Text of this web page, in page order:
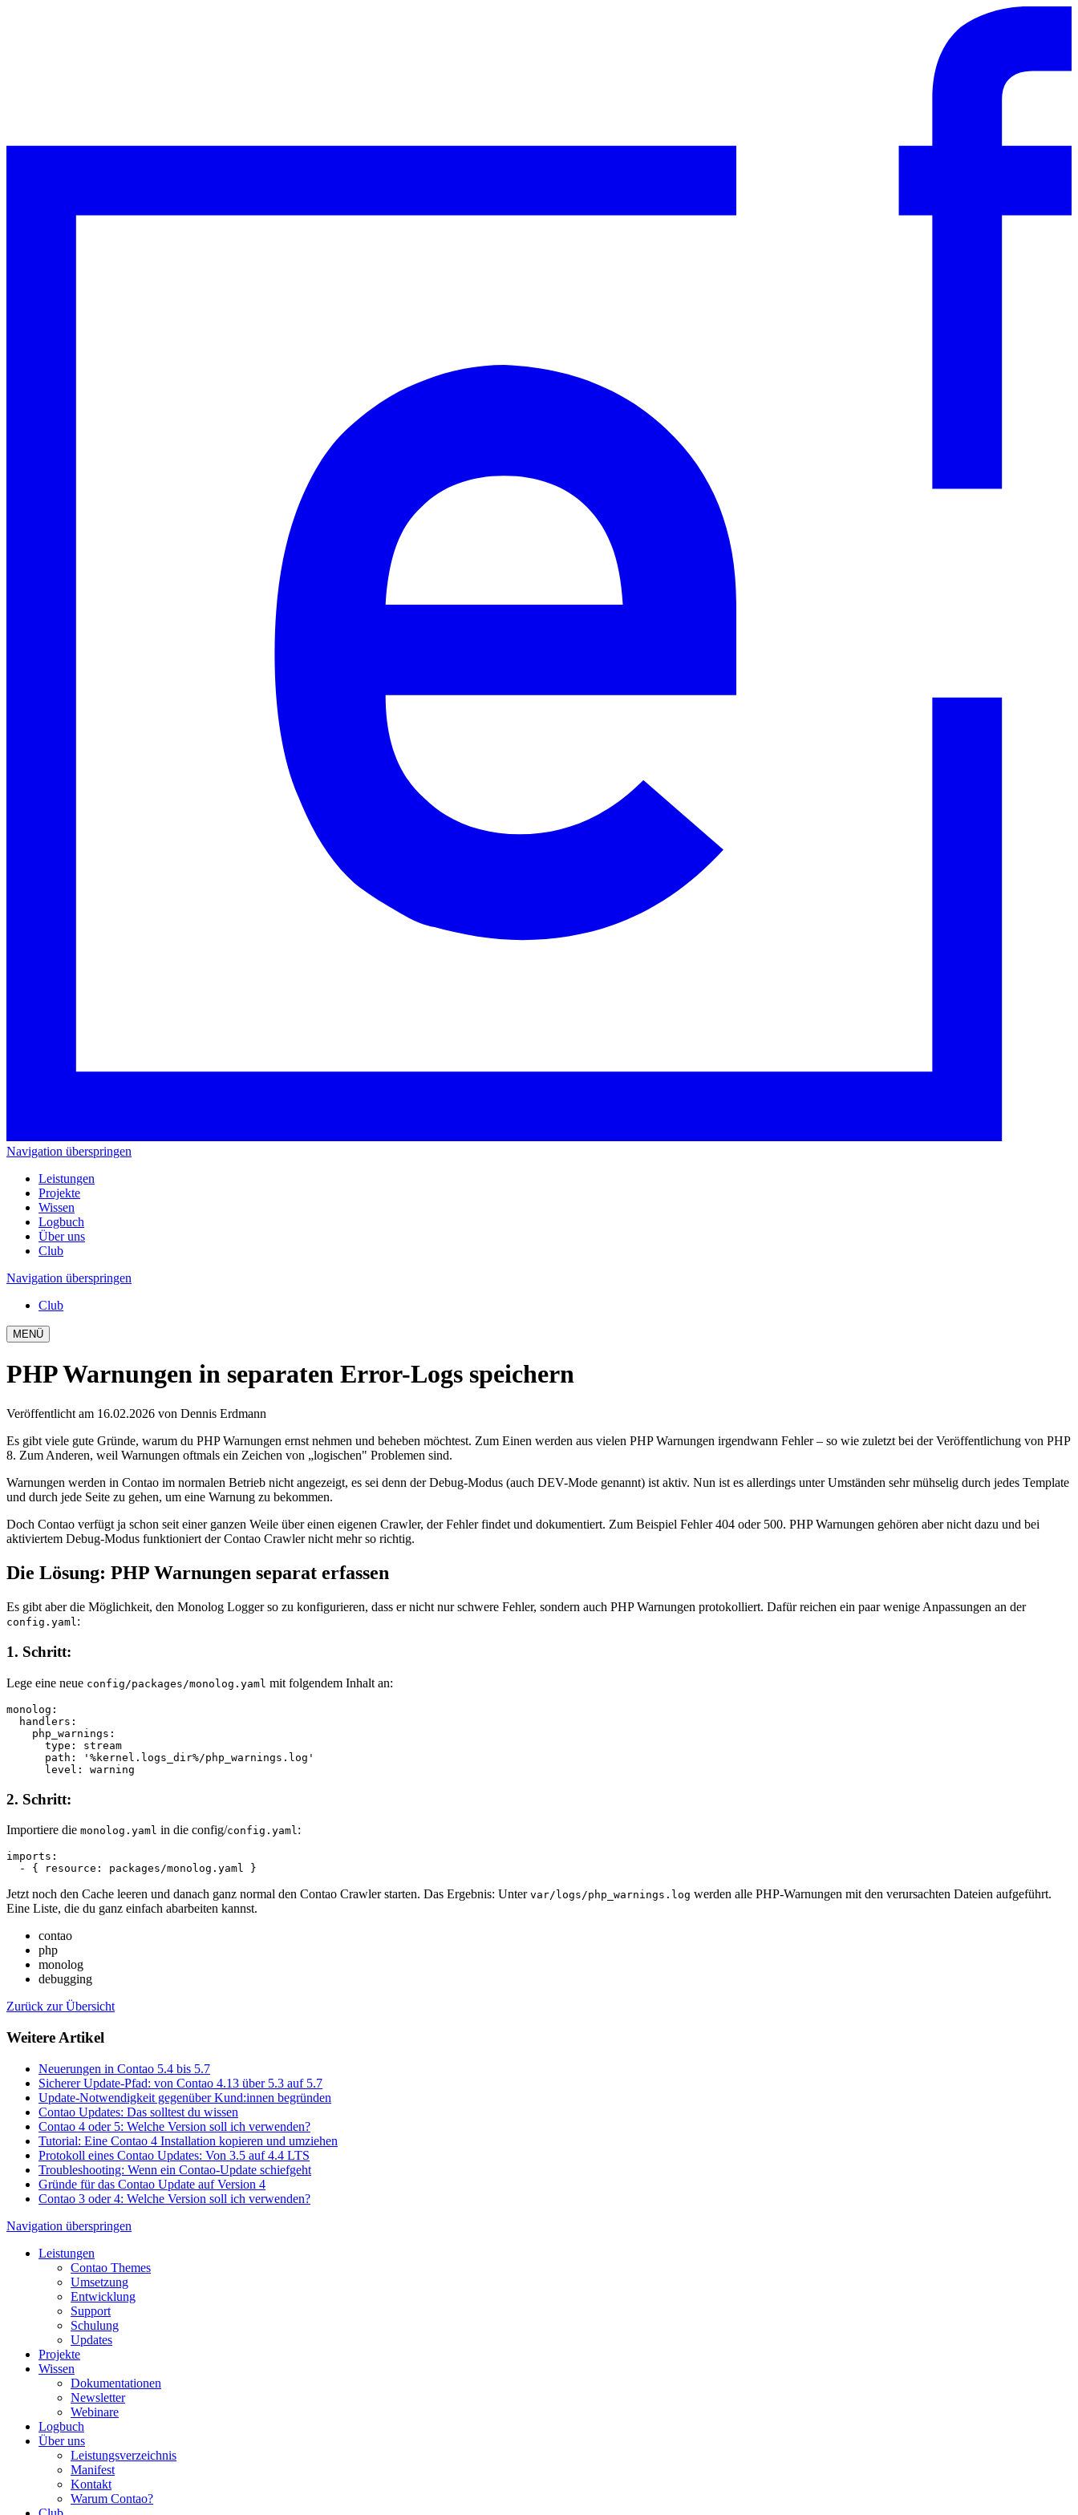
Navigation überspringen
Leistungen
Projekte
Wissen
Logbuch
Über uns
Club
Navigation überspringen
Club
MENÜ
PHP Warnungen in separaten Error-Logs speichern
Veröffentlicht am 16.02.2026 von Dennis Erdmann
Es gibt viele gute Gründe, warum du PHP Warnungen ernst nehmen und beheben möchtest. Zum Einen werden aus vielen PHP Warnungen irgendwann Fehler – so wie zuletzt bei der Veröffentlichung von PHP
8. Zum Anderen, weil Warnungen oftmals ein Zeichen von „logischen" Problemen sind.
Warnungen werden in Contao im normalen Betrieb nicht angezeigt, es sei denn der Debug-Modus (auch DEV-Mode genannt) ist aktiv. Nun ist es allerdings unter Umständen sehr mühselig durch jedes Template
und durch jede Seite zu gehen, um eine Warnung zu bekommen.
Doch Contao verfügt ja schon seit einer ganzen Weile über einen eigenen Crawler, der Fehler findet und dokumentiert. Zum Beispiel Fehler 404 oder 500. PHP Warnungen gehören aber nicht dazu und bei
aktiviertem Debug-Modus funktioniert der Contao Crawler nicht mehr so richtig.
Die Lösung: PHP Warnungen separat erfassen
Es gibt aber die Möglichkeit, den Monolog Logger so zu konfigurieren, dass er nicht nur schwere Fehler, sondern auch PHP Warnungen protokolliert. Dafür reichen ein paar wenige Anpassungen an der
config.yaml :
1. Schritt:
Lege eine neue config/packages/monolog.yaml mit folgendem Inhalt an:
monolog:
  handlers:
    php_warnings:
      type: stream
      path: '%kernel.logs_dir%/php_warnings.log'
2. Schritt:
Importiere die monolog.yaml in die config/config.yaml:
imports:
Jetzt noch den Cache leeren und danach ganz normal den Contao Crawler starten. Das Ergebnis: Unter var/logs/php_warnings.log werden alle PHP-Warnungen mit den verursachten Dateien aufgeführt.
Eine Liste, die du ganz einfach abarbeiten kannst.
contao
php
monolog
debugging
Zurück zur Übersicht
Weitere Artikel
Neuerungen in Contao 5.4 bis 5.7
Sicherer Update-Pfad: von Contao 4.13 über 5.3 auf 5.7
Update-Notwendigkeit gegenüber Kund:innen begründen
Contao Updates: Das solltest du wissen
Contao 4 oder 5: Welche Version soll ich verwenden?
Tutorial: Eine Contao 4 Installation kopieren und umziehen
Protokoll eines Contao Updates: Von 3.5 auf 4.4 LTS
Troubleshooting: Wenn ein Contao-Update schiefgeht
Gründe für das Contao Update auf Version 4
Contao 3 oder 4: Welche Version soll ich verwenden?
Navigation überspringen
Leistungen
Contao Themes
Umsetzung
Entwicklung
Support
Schulung
Updates
Projekte
Wissen
Dokumentationen
Newsletter
Webinare
Logbuch
Über uns
Leistungsverzeichnis
Manifest
Kontakt
Warum Contao?